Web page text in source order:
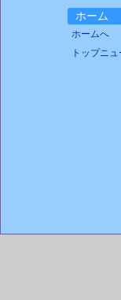
ホーム
ホームへ
トップニュ